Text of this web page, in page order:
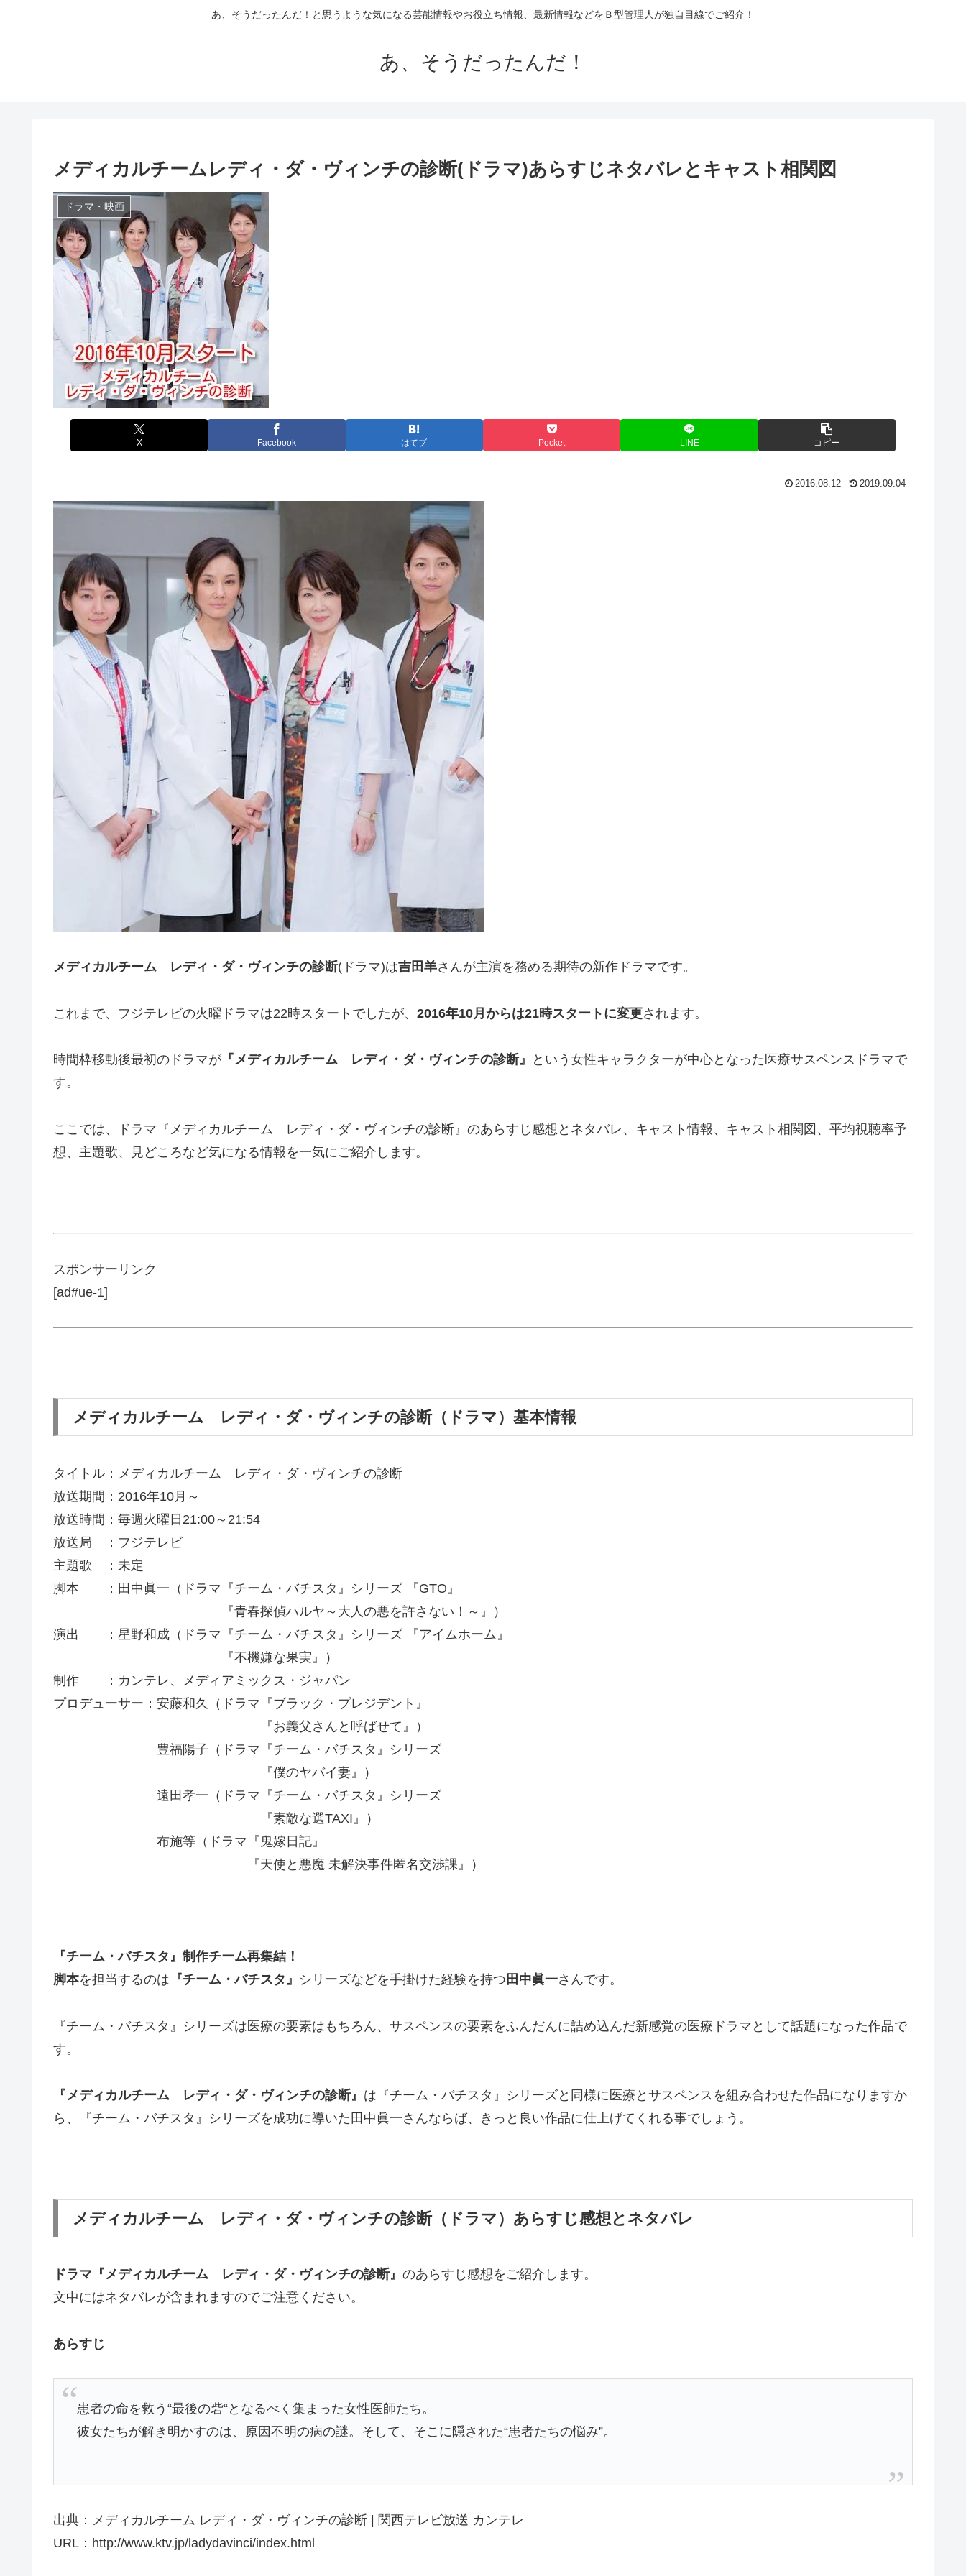
あ、そうだったんだ！と思うような気になる芸能情報やお役立ち情報、最新情報などをＢ型管理人が独自目線でご紹介！
あ、そうだったんだ！
メディカルチームレディ・ダ・ヴィンチの診断(ドラマ)あらすじネタバレとキャスト相関図
ドラマ・映画
X Facebook はてブ Pocket LINE コピー
2016.08.12 2019.09.04
メディカルチーム レディ・ダ・ヴィンチの診断(ドラマ)は吉田羊さんが主演を務める期待の新作ドラマです。
これまで、フジテレビの火曜ドラマは22時スタートでしたが、 2016年10月からは21時スタートに変更されます。
時間枠移動後最初のドラマが 『メディカルチーム レディ・ダ・ヴィンチの診断』
という女性キャラクターが中心となった医療サスペンスドラマで
す。
ここでは、ドラマ『メディカルチーム レディ・ダ・ヴィンチの診断』のあらすじ感想とネタバレ、キャスト情報、キャスト相関図、平均視聴率予
想、主題歌、見どころなど気になる情報を一気にご紹介します。
スポンサーリンク
[ad#ue-1]
メディカルチーム レディ・ダ・ヴィンチの診断（ドラマ）基本情報
タイトル：メディカルチーム レディ・ダ・ヴィンチの診断
放送期間：2016年10月～
放送時間：毎週火曜日21:00～21:54
放送局 ：フジテレビ
主題歌 ：未定
脚本 ：田中眞一（ドラマ『チーム・バチスタ』シリーズ 『GTO』
『青春探偵ハルヤ～大人の悪を許さない！～』）
演出 ：星野和成（ドラマ『チーム・バチスタ』シリーズ 『アイムホーム』
『不機嫌な果実』）
制作 ：カンテレ、メディアミックス・ジャパン
プロデューサー：安藤和久（ドラマ『ブラック・プレジデント』
『お義父さんと呼ばせて』）
豊福陽子（ドラマ『チーム・バチスタ』シリーズ
『僕のヤバイ妻』）
遠田孝一（ドラマ『チーム・バチスタ』シリーズ
『素敵な選TAXI』）
布施等（ドラマ『鬼嫁日記』
『天使と悪魔 未解決事件匿名交渉課』）
『チーム・バチスタ』制作チーム再集結！
脚本を担当するのは 『チーム・バチスタ』 シリーズなどを手掛けた経験を持つ 田中眞一さんです。
『チーム・バチスタ』シリーズは医療の要素はもちろん、サスペンスの要素をふんだんに詰め込んだ新感覚の医療ドラマとして話題になった作品で
す。
『メディカルチーム レディ・ダ・ヴィンチの診断』 は『チーム・バチスタ』シリーズと同様に医療とサスペンスを組み合わせた作品になりますか
ら、『チーム・バチスタ』シリーズを成功に導いた田中眞一さんならば、きっと良い作品に仕上げてくれる事でしょう。
メディカルチーム レディ・ダ・ヴィンチの診断（ドラマ）あらすじ感想とネタバレ
ドラマ『メディカルチーム レディ・ダ・ヴィンチの診断』 のあらすじ感想をご紹介します。
文中にはネタバレが含まれますのでご注意ください。
あらすじ
患者の命を救う“最後の砦“となるべく集まった女性医師たち。
彼女たちが解き明かすのは、原因不明の病の謎。そして、そこに隠された“患者たちの悩み”。
出典：メディカルチーム レディ・ダ・ヴィンチの診断 | 関西テレビ放送 カンテレ
URL：http://www.ktv.jp/ladydavinci/index.html